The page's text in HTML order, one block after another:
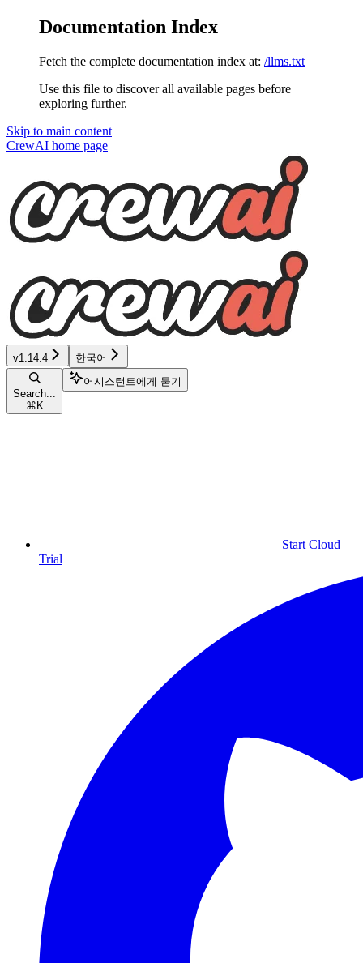
Documentation Index
Fetch the complete documentation index at: /llms.txt
Use this file to discover all available pages before
exploring further.
Skip to main content
CrewAI home page
v1.14.4 한국어
Search...
⌘ K
어시스턴트에게 묻기
Start Cloud
Trial